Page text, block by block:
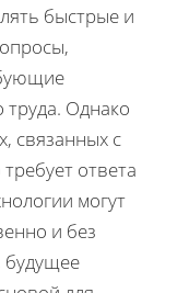
быстрые и
труда. Однако
связанных с
ответа
могут
и без
будущее